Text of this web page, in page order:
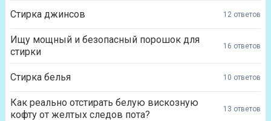
Стирка джинсов 12 ответов
Ищу мощный и безопасный порошок для
стирки
16 ответов
Стирка белья 10 ответов
Как реально отстирать белую вискозную
кофту от желтых следов пота?
13 ответов